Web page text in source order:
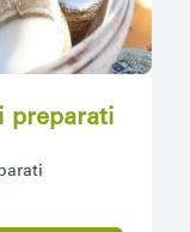
preparati